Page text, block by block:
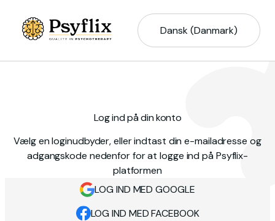
Dansk (Danmark)
Log ind på din konto
Vælg en loginudbyder, eller indtast din e-mailadresse og
adgangskode nedenfor for at logge ind på Psyflix-
platformen
LOG IND MED GOOGLE
LOG IND MED FACEBOOK